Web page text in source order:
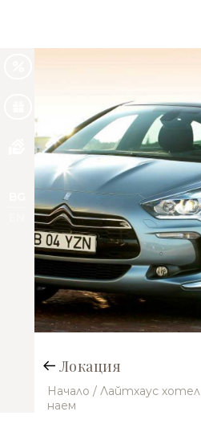
Локация
Начало / Лайтхаус хотел
наем